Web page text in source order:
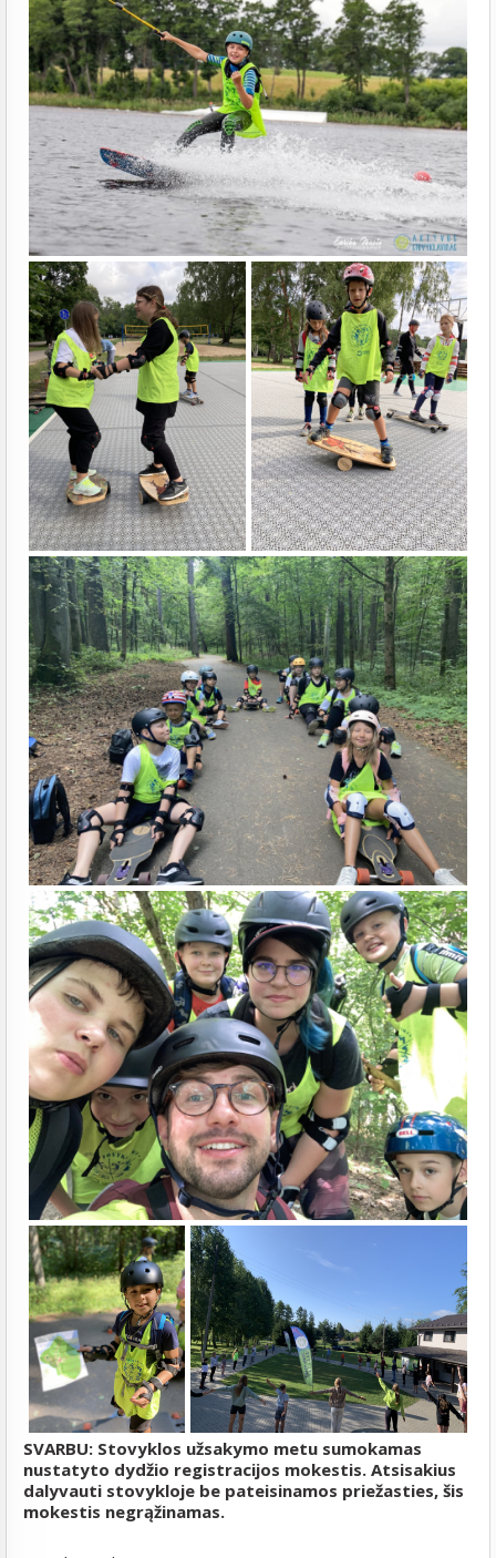
SVARBU: Stovyklos užsakymo metu sumokamas
nustatyto dydžio registracijos mokestis. Atsisakius
dalyvauti stovykloje be pateisinamos priežasties, šis
mokestis negrąžinamas.